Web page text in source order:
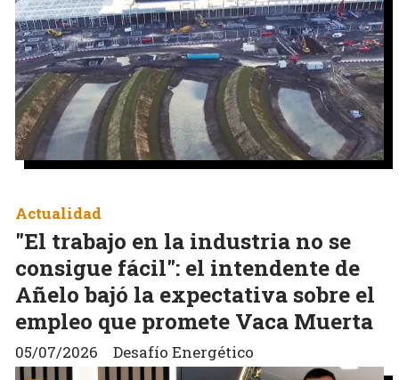
"El trabajo en la industria no se
consigue fácil": el intendente de
Añelo bajó la expectativa sobre el
empleo que promete Vaca Muerta
Desafío Energético
Actualidad
05/07/2026